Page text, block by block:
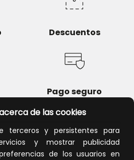
de las cookies
terceros y persistentes para
y mostrar publicidad
de los usuarios en
Descuentos
Pago seguro